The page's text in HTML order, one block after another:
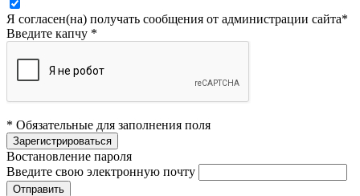
Я согласен(на) получать сообщения от администрации сайта*
Введите капчу *
* Обязательные для заполнения поля
Востановление пароля
Введите свою электронную почту